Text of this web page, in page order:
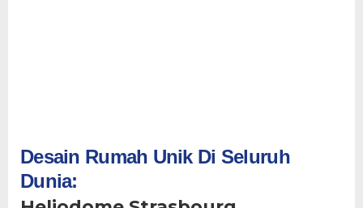
Desain Rumah Unik Di Seluruh
Dunia: